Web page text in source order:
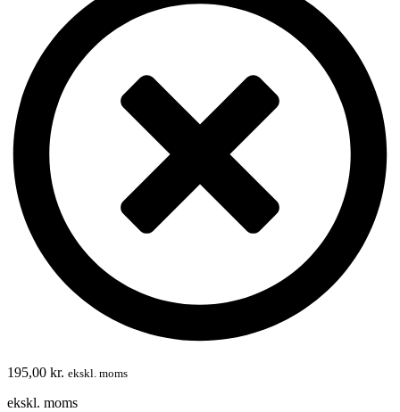
195,00 kr. ekskl. moms
ekskl. moms